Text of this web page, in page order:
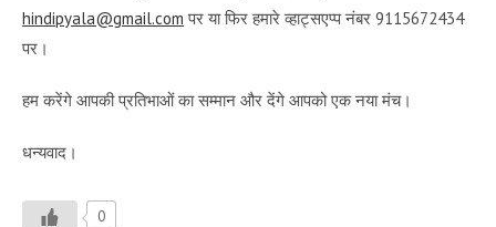
hindipyala@gmail.com पर या फिर हमारे व्हाट्सएप्प नंबर 9115672434
पर।
हम करेंगे आपकी प्रतिभाओं का सम्मान और देंगे आपको एक नया मंच।
धन्यवाद।
0